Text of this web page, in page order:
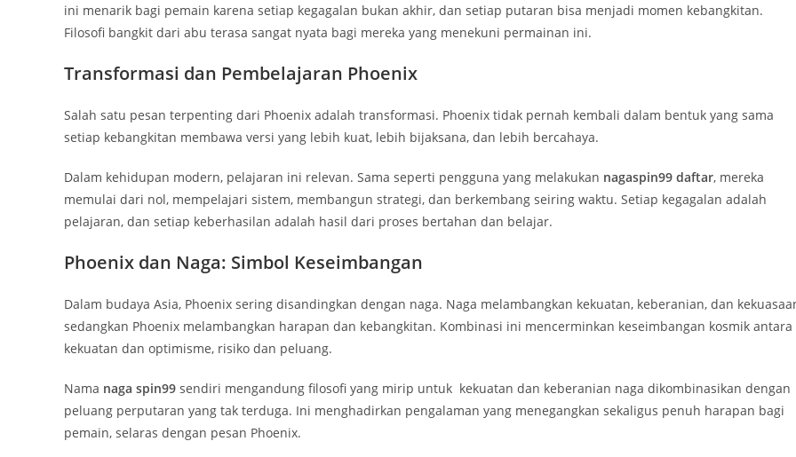
ini menarik bagi pemain karena setiap kegagalan bukan akhir, dan setiap putaran bisa menjadi momen kebangkitan.
Filosofi bangkit dari abu terasa sangat nyata bagi mereka yang menekuni permainan ini.
Transformasi dan Pembelajaran Phoenix
Salah satu pesan terpenting dari Phoenix adalah transformasi. Phoenix tidak pernah kembali dalam bentuk yang sama
setiap kebangkitan membawa versi yang lebih kuat, lebih bijaksana, dan lebih bercahaya.
Dalam kehidupan modern, pelajaran ini relevan. Sama seperti pengguna yang melakukan nagaspin99 daftar, mereka
memulai dari nol, mempelajari sistem, membangun strategi, dan berkembang seiring waktu. Setiap kegagalan adalah
pelajaran, dan setiap keberhasilan adalah hasil dari proses bertahan dan belajar.
Phoenix dan Naga: Simbol Keseimbangan
Dalam budaya Asia, Phoenix sering disandingkan dengan naga. Naga melambangkan kekuatan, keberanian, dan
sedangkan Phoenix melambangkan harapan dan kebangkitan. Kombinasi ini mencerminkan keseimbangan kosmik antara
kekuatan dan optimisme, risiko dan peluang.
Nama naga spin99 sendiri mengandung filosofi yang mirip untuk kekuatan dan keberanian naga dikombinasikan dengan
peluang perputaran yang tak terduga. Ini menghadirkan pengalaman yang menegangkan sekaligus penuh harapan bagi
pemain, selaras dengan pesan Phoenix.